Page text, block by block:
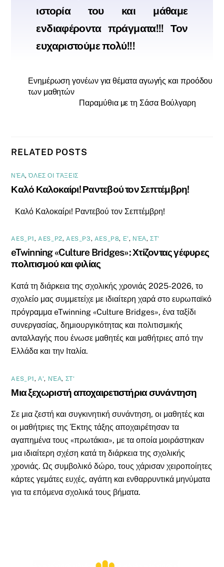
ιστορία του και μάθαμε
ενδιαφέροντα πράγματα!!! Τον
ευχαριστούμε πολύ!!!
Ενημέρωση γονέων για θέματα αγωγής και προόδου
των μαθητών
Παραμύθια με τη Σάσα Βούλγαρη
RELATED POSTS
ΝΈΑ,ΌΛΕΣ ΟΙ ΤΆΞΕΙΣ
Καλό Καλοκαίρι! Ραντεβού τον Σεπτέμβρη!
Καλό Καλοκαίρι! Ραντεβού τον Σεπτέμβρη!
AES_P1,AES_P2,AES_P3, AES_P8, Ε', ΝΈΑ,ΣΤ'
eTwinning «Culture Bridges»: Χτίζοντας γέφυρες
πολιτισμού και φιλίας
Κατά τη διάρκεια της σχολικής χρονιάς 2025-2026, το
σχολείο μας συμμετείχε με ιδιαίτερη χαρά στο ευρωπαϊκό
πρόγραμμα eTwinning «Culture Bridges», ένα ταξίδι
συνεργασίας, δημιουργικότητας και πολιτισμικής
ανταλλαγής που ένωσε μαθητές και μαθήτριες από την
Ελλάδα και την Ιταλία.
AES_P1,Α', ΝΈΑ, ΣΤ'
Μια ξεχωριστή αποχαιρετιστήρια συνάντηση
Σε μια ζεστή και συγκινητική συνάντηση, οι μαθητές και
οι μαθήτριες της Έκτης τάξης αποχαιρέτησαν τα
αγαπημένα τους «πρωτάκια», με τα οποία μοιράστηκαν
μια ιδιαίτερη σχέση κατά τη διάρκεια της σχολικής
χρονιάς. Ως συμβολικό δώρο, τους χάρισαν χειροποίητες
κάρτες γεμάτες ευχές, αγάπη και ενθαρρυντικά μηνύματα
για τα επόμενα σχολικά τους βήματα.